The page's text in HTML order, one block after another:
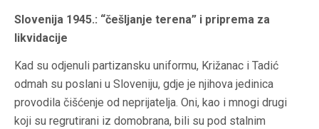
Slovenija 1945.: “češljanje terena” i priprema za
likvidacije
Kad su odjenuli partizansku uniformu, Križanac i Tadić
odmah su poslani u Sloveniju, gdje je njihova jedinica
provodila čišćenje od neprijatelja. Oni, kao i mnogi drugi
koji su regrutirani iz domobrana, bili su pod stalnim